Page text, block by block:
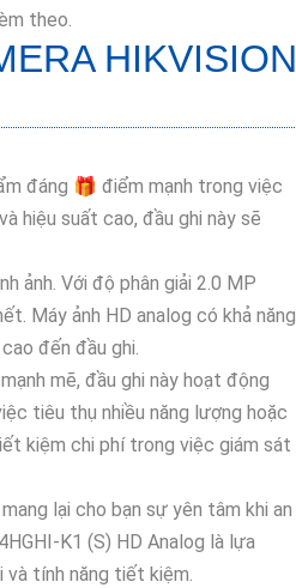
theo.
HIKVISION
đáng 🎁 điểm mạnh trong việc
hiệu suất cao, đầu ghi này sẽ
ảnh. Với độ phân giải 2.0 MP
Máy ảnh HD analog có khả năng
đến đầu ghi.
mẽ, đầu ghi này hoạt động
tiêu thụ nhiều năng lượng hoặc
kiệm chi phí trong việc giám sát
lại cho bạn sự yên tâm khi an
K1 (S) HD Analog là lựa
tính năng tiết kiệm.